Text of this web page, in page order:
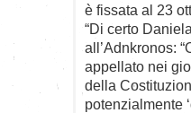
è fissata al 23
“Di certo
all’Adnkronos:
appellato nei
della
potenzialmente